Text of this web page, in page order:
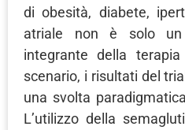
di obesità, diabete,
atriale non è solo
integrante della
scenario, i risultati del
una svolta
L’utilizzo della